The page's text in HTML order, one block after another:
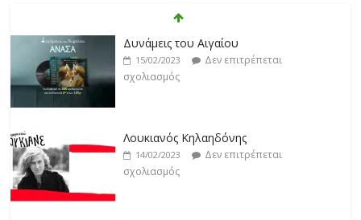
17/02/2023
Δεν επιτρέπεται
σχολιασμός
19/02/2023
Δεν επιτρέπεται
σχολιασμός
Δυνάμεις του Αιγαίου
15/02/2023
Δεν επιτρέπεται
σχολιασμός
Λουκιανός Κηλαηδόνης
14/02/2023
Δεν επιτρέπεται
σχολιασμός